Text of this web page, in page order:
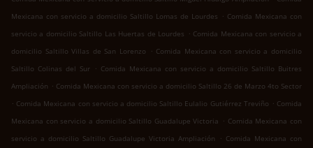
Mexicana con servicio a domicilio Saltillo Lomas de Lourdes . Comida Mexicana con
servicio a domicilio Saltillo Las Huertas de Lourdes . Comida Mexicana con servicio a
domicilio Saltillo Villas de San Lorenzo
. Comida Mexicana con servicio a domicilio
Saltillo Colinas del Sur . Comida Mexicana con servicio a domicilio Saltillo Buitres
Ampliación . Comida Mexicana con servicio a domicilio Saltillo 26 de Marzo 4to Sector
. Comida Mexicana con servicio a domicilio Saltillo Eulalio Gutiérrez Treviño . Comida
Mexicana con servicio a domicilio Saltillo Guadalupe Victoria . Comida Mexicana con
servicio a domicilio Saltillo Guadalupe Victoria Ampliación
. Comida Mexicana con